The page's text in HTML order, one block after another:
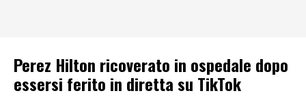
Perez Hilton ricoverato in ospedale dopo
essersi ferito in diretta su TikTok